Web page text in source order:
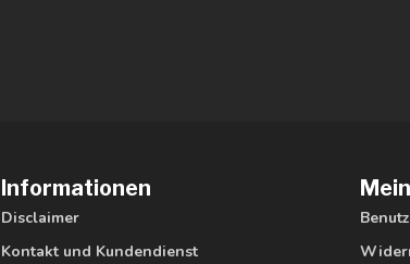
Informationen
Disclaimer
Kontakt und Kundendienst